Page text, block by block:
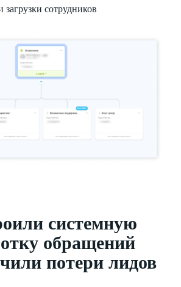
загрузки сотрудников
системную
обращений
потери лидов